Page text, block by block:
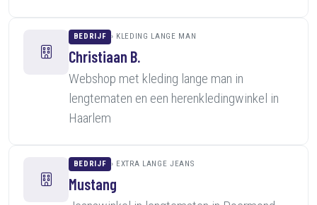
BEDRIJF KLEDING LANGE MAN
Christiaan B.
Webshop met kleding lange man in
lengtematen en een herenkledingwinkel in
Haarlem
BEDRIJF EXTRA LANGE JEANS
Mustang